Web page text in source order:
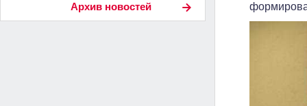
Архив новостей